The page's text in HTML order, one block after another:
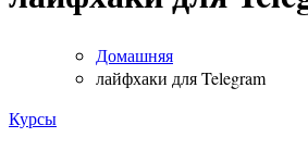
Домашняя
лайфхаки для Telegram
Курсы